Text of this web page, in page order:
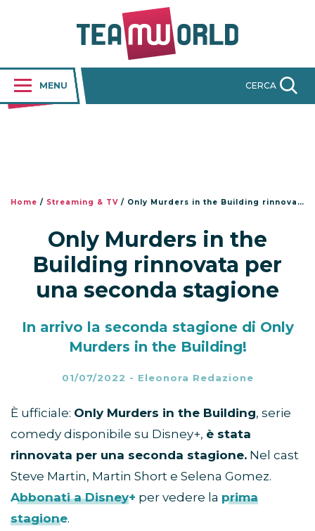
MENU CERCA
Home / Streaming & TV / Only Murders in the Building rinnovata per una seconda stagione
Only Murders in the
Building rinnovata per
una seconda stagione
In arrivo la seconda stagione di Only
Murders in the Building!
01/07/2022 - Eleonora Redazione
È ufficiale: Only Murders in the Building, serie
comedy disponibile su Disney+, è stata
rinnovata per una seconda stagione. Nel cast
Steve Martin, Martin Short e Selena Gomez.
Abbonati a Disney+ per vedere la prima
stagione.